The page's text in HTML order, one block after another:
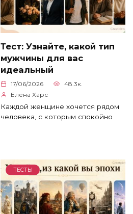
Тест: Узнайте, какой тип
мужчины для вас
идеальный
17/06/2026
48.3к.
Елена Харс
Каждой женщине хочется рядом
человека, с которым спокойно
ТЕСТЫ